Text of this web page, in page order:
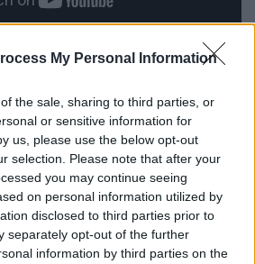
My Personal Information
the sale, sharing to third parties, or
or sensitive information for
us, please use the below opt-out
selection. Please note that after your
you may continue seeing
on personal information utilized by
disclosed to third parties prior to
separately opt-out of the further
information by third parties on the
ΔΙΑΦΗΜΙΣΗ